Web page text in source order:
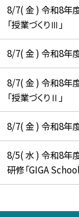
8/7( 金 ) 令和8年度
「授業づくりⅢ」
8/7( 金 ) 令和8年
8/7( 金 ) 令和8年度
「授業づくりⅡ」
8/7( 金 ) 令和8年
8/5( 水 ) 令和8年
研修「GIGA